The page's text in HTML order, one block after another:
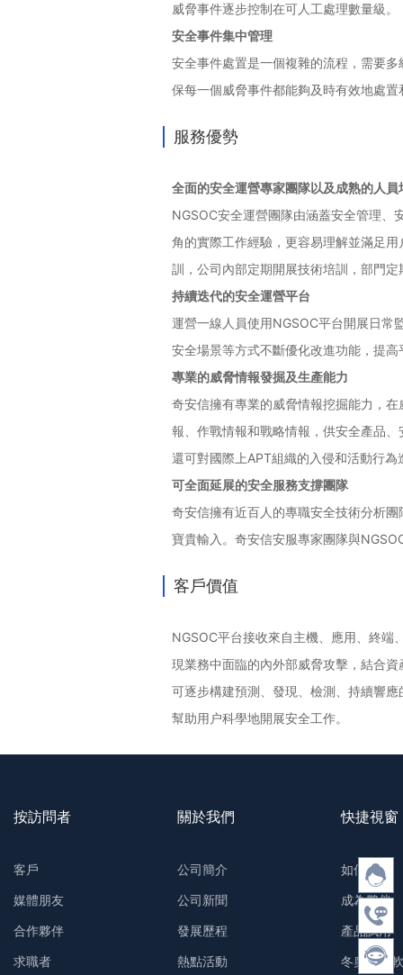
威脅事件逐步控制在可人工處理數量級。
安全事件集中管理
安全事件處置是一個複雜的流程，需要
保每一個威脅事件都能夠及時有效地處
服務優勢
全面的安全運營專家團隊以及成熟的人員
NGSOC安全運營團隊由涵蓋安全管理、
角的實際工作經驗，更容易理解並滿足
訓，公司內部定期開展技術培訓，部門
持續迭代的安全運營平台
運營一線人員使用NGSOC平台開展日常
安全場景等方式不斷優化改進功能，提
專業的威脅情報發掘及生產能力
奇安信擁有專業的威脅情報挖掘能力，
報、作戰情報和戰略情報，供安全產品
還可對國際上APT組織的入侵和活動行
可全面延展的安全服務支撐團隊
奇安信擁有近百人的專職安全技術分析
寶貴輸入。奇安信安服專家團隊與
客戶價值
NGSOC平台接收來自主機、應用、終端
現業務中面臨的內外部威脅攻擊，結合
可逐步構建預測、發現、檢測、持續響
幫助用户科學地開展安全工作。
按訪問者
客戶
媒體朋友
合作夥伴
求職者
關於我們
公司簡介
公司新聞
發展歷程
熱點活動
快捷視窗
如何購買
成為夥伴
產品試用
冬奧防護